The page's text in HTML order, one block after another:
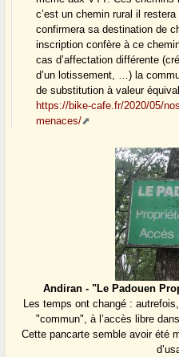
c’est un chemin rural il
confirmera sa destination de
inscription confère à ce
cas d’affectation différente
d’un lotissement, …) la
de substitution à valeur
https://bike-cafe.fr/2020/05/
menaces/
Andiran - "Le Padouen
Les temps ont changé :
"commun", à l’accès libre
Cette pancarte semble avoir été